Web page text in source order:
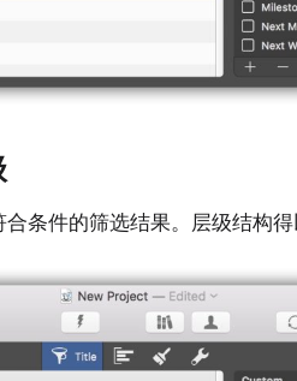
条件的筛选结果。层级结构得